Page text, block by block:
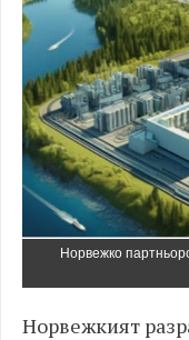
Норвежко
Норвежкият